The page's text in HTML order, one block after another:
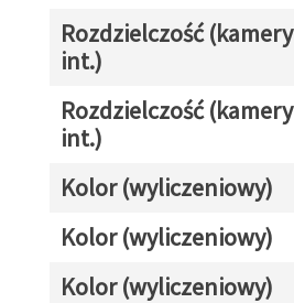
Rozdzielczość (kamery
int.)
Rozdzielczość (kamery
int.)
Kolor (wyliczeniowy)
Kolor (wyliczeniowy)
Kolor (wyliczeniowy)